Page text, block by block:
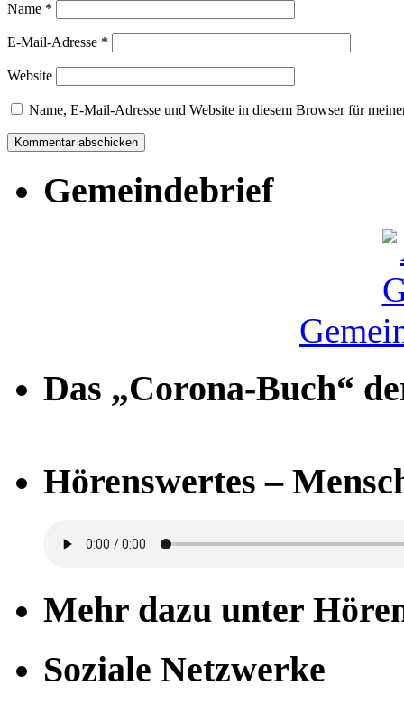
Name *
E-Mail-Adresse *
Website
Name, E-Mail-Adresse und Website in diesem Browser für
Gemeindebrief
Das „Corona-Buch“
Hörenswertes –
Mehr dazu unter
Soziale Netzwerke